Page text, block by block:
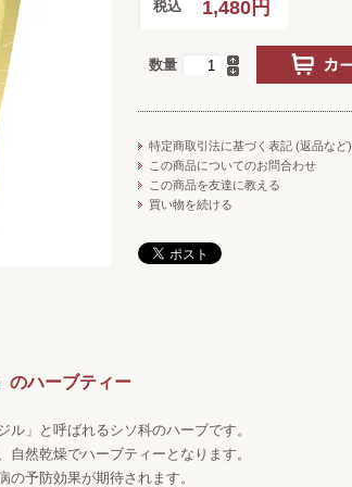
税込 1,480円
数量
特定商取引法に基づく表記 (返品など)
この商品についてのお問合わせ
この商品を友達に教える
買い物を続ける
のハーブティー
」と呼ばれるシソ科のハーブです。
然乾燥でハーブティーとなります。
予防効果が期待されます。